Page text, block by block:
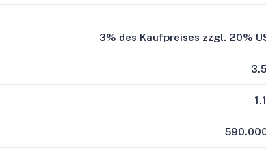
3% des Kaufpreises zzgl. 20%